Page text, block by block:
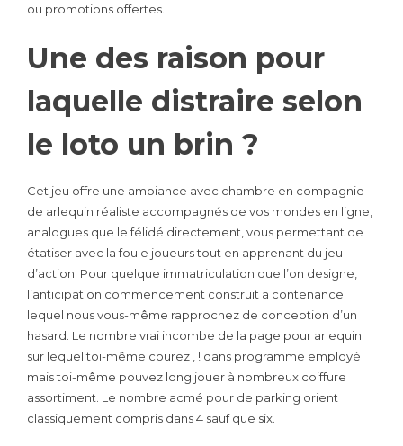
ou promotions offertes.
Une des raison pour
laquelle distraire selon
le loto un brin ?
Cet jeu offre une ambiance avec chambre en compagnie
de arlequin réaliste accompagnés de vos mondes en ligne,
analogues que le félidé directement, vous permettant de
étatiser avec la foule joueurs tout en apprenant du jeu
d’action. Pour quelque immatriculation que l’on designe,
l’anticipation commencement construit a contenance
lequel nous vous-même rapprochez de conception d’un
hasard. Le nombre vrai incombe de la page pour arlequin
sur lequel toi-même courez , ! dans programme employé
mais toi-même pouvez long jouer à nombreux coiffure
assortiment. Le nombre acmé pour de parking orient
classiquement compris dans 4 sauf que six.